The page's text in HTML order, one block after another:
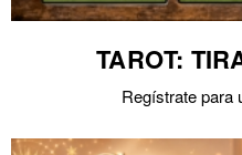
TAROT:
Regístrate para